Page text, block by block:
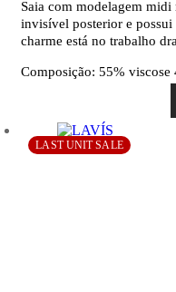
Saia com modelagem
invisível posterior e
charme está no trabalho
Composição: 55% viscose
LAST UNIT SALE